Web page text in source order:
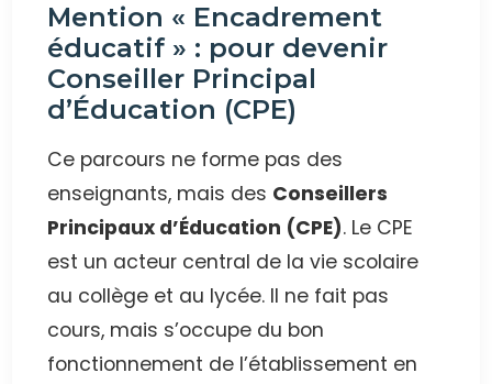
Mention « Encadrement
éducatif » : pour devenir
Conseiller Principal
d’Éducation (CPE)
Ce parcours ne forme pas des
enseignants, mais des Conseillers
Principaux d’Éducation (CPE). Le CPE
est un acteur central de la vie scolaire
au collège et au lycée. Il ne fait pas
cours, mais s’occupe du bon
fonctionnement de l’établissement en